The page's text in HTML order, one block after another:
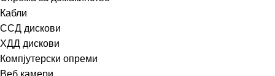
Кабли
ССД дискови
ХДД дискови
Компјутерски опреми